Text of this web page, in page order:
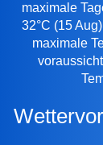
maximale
32°C (15
maximale